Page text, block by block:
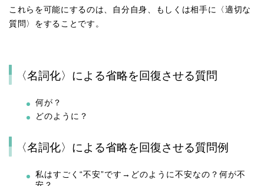
これらを可能にするのは、自分自身、もしくは相手に〈適切な
質問〉をすることです。
〈名詞化〉による省略を回復させる質問
何が？
どのように？
〈名詞化〉による省略を回復させる質問例
私はすごく“不安”です→どのように不安なの？何が不